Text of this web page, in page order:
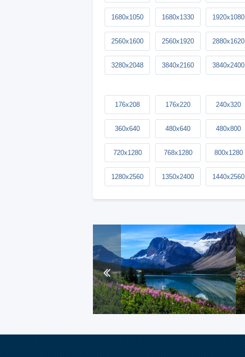
1680x1050 1680x1330 1920x1080
2560x1600 2560x1920 2880x1620
3280x2048 3840x2160 3840x2400
176x208 176x220 240x320
360x640 480x640 480x800
720x1280 768x1280 800x1280
1280x2560 1350x2400 1440x2560